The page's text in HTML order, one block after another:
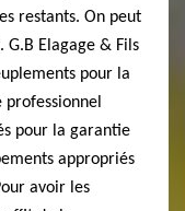
restants. On peut
Elagage & Fils
pour la
professionnel
pour la garantie
appropriés
avoir les